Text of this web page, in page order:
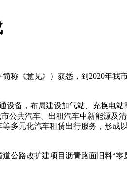
《意见》）获悉，到2020年我
备，布局建设加气站、充换电站
共汽车、出租汽车中新能源及
多元化汽车租赁出行服务，形成
路改扩建项目沥青路面旧料“零